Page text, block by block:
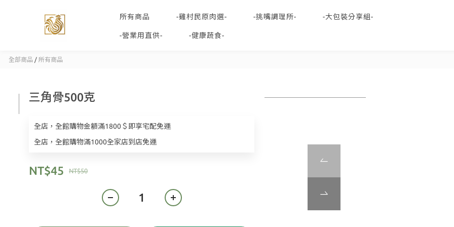
所有商品 -雞村民原肉選- -挑嘴調理所- -大包裝分享組-
-營業用直供- -健康蔬食-
全部商品 / 所有商品
三角骨500克
全店，全館購物金額滿1800＄即享宅配免運
全店，全館購物滿1000全家店到店免運
NT$50
NT$45